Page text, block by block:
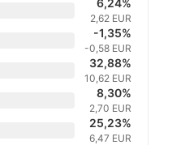
6,24%
2,62 EUR
-1,35%
-0,58 EUR
32,88%
10,62 EUR
8,30%
2,70 EUR
25,23%
6,47 EUR